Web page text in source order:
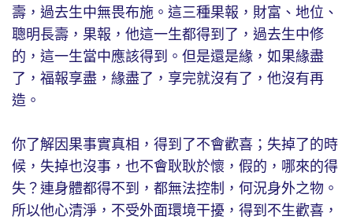
壽，過去生中無畏布施。這三種果報，財富、地位、
聰明長壽，果報，他這一生都得到了，過去生中修
的，這一生當中應該得到。但是還是緣，如果緣盡
了，福報享盡，緣盡了，享完就沒有了，他沒有再
造。
你了解因果事實真相，得到了不會歡喜；失掉了的時
候，失掉也沒事，也不會耿耿於懷，假的，哪來的得
失？連身體都得不到，都無法控制，何況身外之物。
所以他心清淨，不受外面環境干擾，得到不生歡喜，